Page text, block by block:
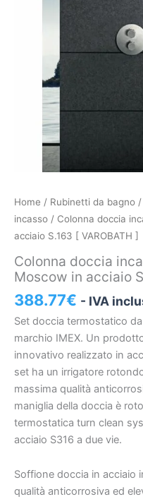
€148.58
Home / Rubinetti da bagno /
incasso / Colonna doccia
acciaio S.163 [ VAROBATH ]
Colonna doccia
Moscow in acciaio
388.77€ - IVA
Set doccia termostatico
marchio IMEX. Un
innovativo realizzato in
set ha un irrigatore
massima qualità
maniglia della doccia è
termostatica turn clean
acciaio S316 a due vie.
Soffione doccia in acciaio
qualità anticorrosiva ed
Colonna
doccia
incasso
Moscow
in
acciaio
S.163
[
VAROBATH
]
quantità